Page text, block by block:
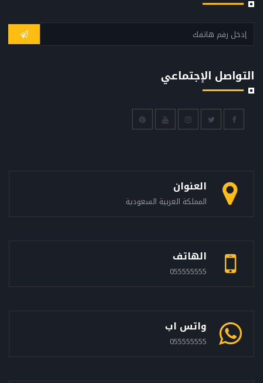
التواصل الإجتماعي
العنوان
المملكة العربية السعودية
الهاتف
055555555
واتس اب
055555555